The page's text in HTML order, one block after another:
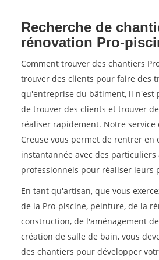
Recherche de
rénovation Pro-
Comment trouver des chantiers
trouver des clients pour faire des
qu'entreprise du bâtiment, il n'est
de trouver des clients et trouver
réaliser rapidement. Notre service
Creuse vous permet de rentrer en
instantannée avec des particuliers
professionnels pour réaliser leurs
En tant qu'artisan, que vous
de la Pro-piscine, peinture, de la
construction, de l'aménagement
création de salle de bain, vous
des chantiers pour développer